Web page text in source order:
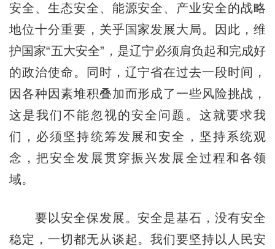
安全、生态安全、能源安全、产业安全的战略
地位十分重要，关乎国家发展大局。因此，维
护国家“五大安全”，是辽宁必须肩负起和完成好
的政治使命。同时，辽宁省在过去一段时间，
因各种因素堆积叠加而形成了一些风险挑战，
这是我们不能忽视的安全问题。这就要求我
们，必须坚持统筹发展和安全，坚持系统观
念，把安全发展贯穿振兴发展全过程和各领
域。
要以安全保发展。安全是基石，没有安全
稳定，一切都无从谈起。我们要坚持以人民安